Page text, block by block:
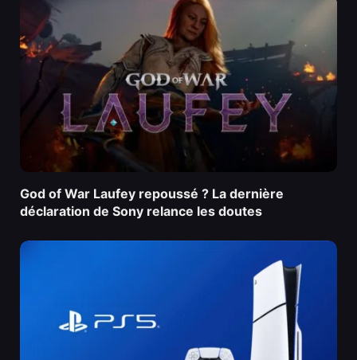
God of War Laufey repoussé ? La dernière
déclaration de Sony relance les doutes